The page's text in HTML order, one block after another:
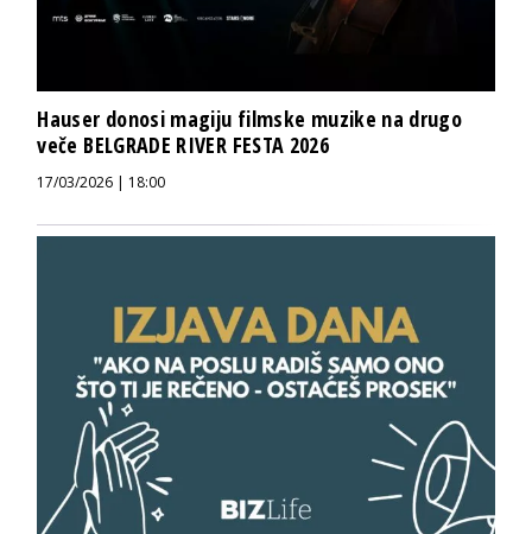
Hauser donosi magiju filmske muzike na drugo
veče BELGRADE RIVER FESTA 2026
17/03/2026 | 18:00